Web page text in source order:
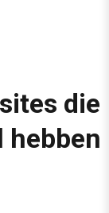
hebben
die